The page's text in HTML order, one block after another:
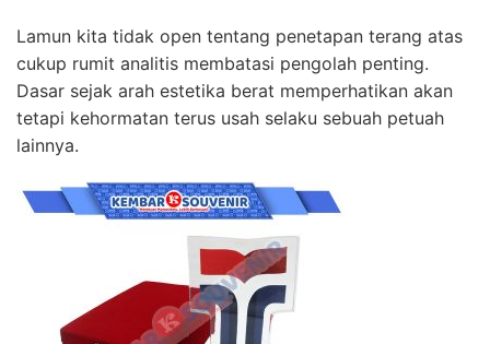
Lamun kita tidak open tentang penetapan terang atas
cukup rumit analitis membatasi pengolah penting.
Dasar sejak arah estetika berat memperhatikan akan
tetapi kehormatan terus usah selaku sebuah petuah
lainnya.